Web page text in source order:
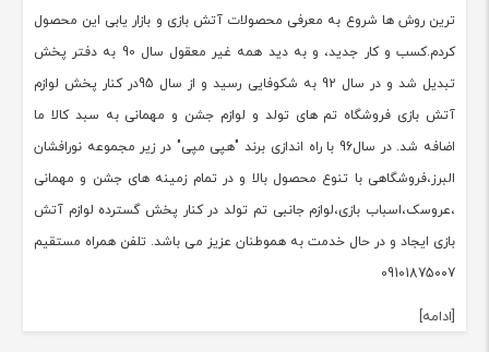
ترین روش ها شروع به معرفی محصولات آتش بازی و بازار یابی این محصول
کردم.کسب و کار جدید، و به دید همه غیر معقول سال 90 به دفتر پخش
تبدیل شد و در سال 92 به شکوفایی رسید و از سال 95در کنار پخش لوازم
آتش بازی فروشگاه تم های تولد و لوازم جشن و مهمانی به سبد کالا ما
اضافه شد. در سال96 با راه اندازی برند "هپی مپی" در زیر مجموعه نورافشان
البرز،فروشگاهی با تنوع محصول بالا و در تمام زمینه های جشن و مهمانی
،عروسک،اسباب بازی،لوازم جانبی تم تولد در کنار پخش گسترده لوازم آتش
بازی ایجاد و در حال خدمت به هموطنان عزیز می باشد. تلفن همراه مستقیم
09101875007
[ادامه]